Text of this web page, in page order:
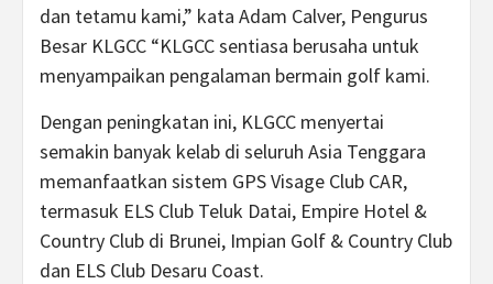
dan tetamu kami,” kata Adam Calver, Pengurus
Besar KLGCC “KLGCC sentiasa berusaha untuk
menyampaikan pengalaman bermain golf kami.
Dengan peningkatan ini, KLGCC menyertai
semakin banyak kelab di seluruh Asia Tenggara
memanfaatkan sistem GPS Visage Club CAR,
termasuk ELS Club Teluk Datai, Empire Hotel &
Country Club di Brunei, Impian Golf & Country Club
dan ELS Club Desaru Coast.